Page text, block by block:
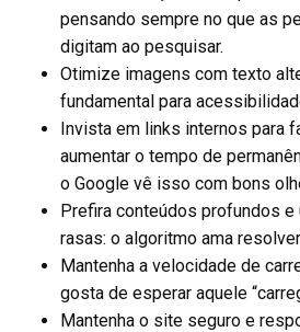
pensando sempre no que as
digitam ao pesquisar.
Otimize imagens com texto
fundamental para
Invista em links internos para
aumentar o tempo de
o Google vê isso com bons
Prefira conteúdos profundos
rasas: o algoritmo ama
Mantenha a velocidade de
gosta de esperar aquele
Mantenha o site seguro e